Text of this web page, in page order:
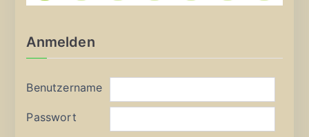
Anmelden
Benutzername
Passwort